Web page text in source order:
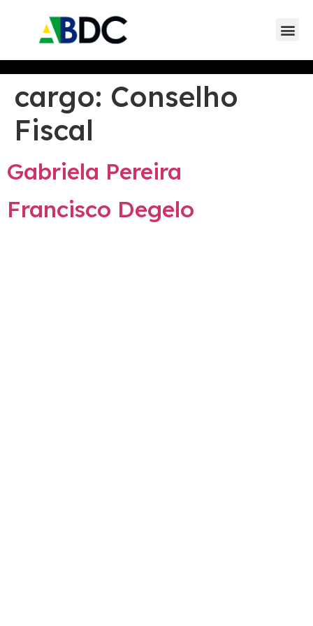
cargo: Conselho
Fiscal
Gabriela Pereira
Francisco Degelo